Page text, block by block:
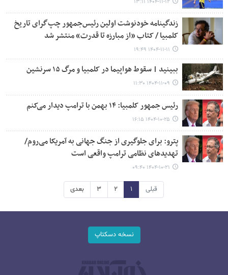
۱۴۰۴-۱۱-۱۲ ۱۳:۱۱
زندگینامه خودنوشت اولین رئیس‌جمهور چپ‌گرای تاریخ
کلمبیا / کتاب «از مبارزه تا قدرت» منتشر شد
۱۴۰۴-۱۱-۱۱ ۱۹:۴۹
ببینید | سقوط هواپیما در کلمبیا و مرگ ۱۵ سرنشین
۱۴۰۴-۱۱-۰۹ ۱۱:۳۰
رئیس جمهور کلمبیا: ۱۴ بهمن با ترامپ دیدار می‌کنم
۱۴۰۴-۱۰-۲۵ ۱۶:۱۵
پترو: برای جلوگیری از جنگ جهانی به آمریکا می‌روم/
تهدیدهای نظامی ترامپ واقعی است
۱۴۰۴-۱۰-۲۱ ۰۹:۴۰
قبلی ۱ ۲ ۳ بعدی
نسخه دسکتاپ